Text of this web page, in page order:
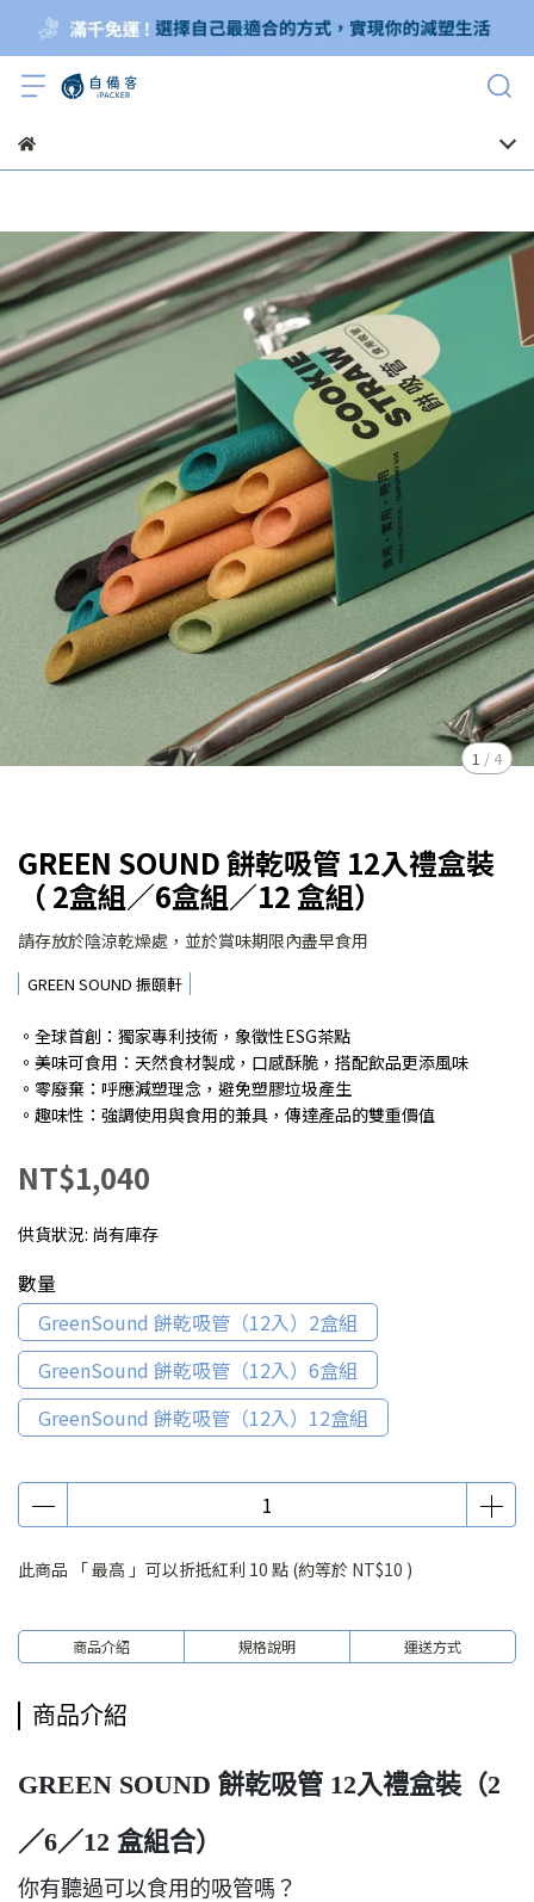
1 / 4
GREEN SOUND 餅乾吸管 12入禮盒裝
（ 2盒組／6盒組／12 盒組）
請存放於陰涼乾燥處，並於賞味期限內盡早食用
GREEN SOUND 振頤軒
。全球首創：獨家專利技術，象徵性ESG茶點
。美味可食用：天然食材製成，口感酥脆，搭配飲品更添風味
。零廢棄：呼應減塑理念，避免塑膠垃圾產生
。趣味性：強調使用與食用的兼具，傳達產品的雙重價值
NT$1,040
供貨狀況: 尚有庫存
數量
GreenSound 餅乾吸管（12入）2盒組
GreenSound 餅乾吸管（12入）6盒組
GreenSound 餅乾吸管（12入）12盒組
此商品 「 最高 」可以折抵紅利 10 點 (約等於 NT$10 )
商品介紹 規格說明 運送方式
商品介紹
GREEN SOUND 餅乾吸管 12入禮盒裝（2
／6／12 盒組合）
你有聽過可以食用的吸管嗎？